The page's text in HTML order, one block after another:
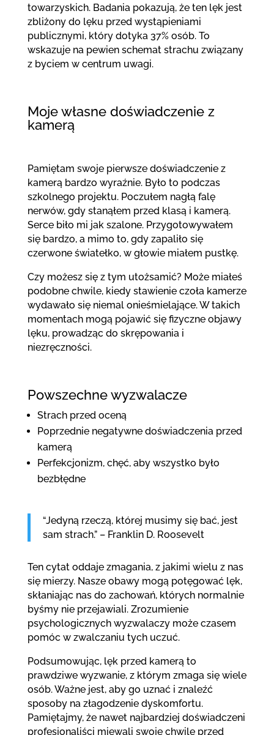
towarzyskich. Badania pokazują, że ten lęk jest
zbliżony do lęku przed wystąpieniami
publicznymi, który dotyka 37% osób. To
wskazuje na pewien schemat strachu związany
z byciem w centrum uwagi.
Moje własne doświadczenie z
kamerą
Pamiętam swoje pierwsze doświadczenie z
kamerą bardzo wyraźnie. Było to podczas
szkolnego projektu. Poczułem nagłą falę
nerwów, gdy stanąłem przed klasą i kamerą.
Serce biło mi jak szalone. Przygotowywałem
się bardzo, a mimo to, gdy zapaliło się
czerwone światełko, w głowie miałem pustkę.
Czy możesz się z tym utożsamić? Może miałeś
podobne chwile, kiedy stawienie czoła kamerze
wydawało się niemal onieśmielające. W takich
momentach mogą pojawić się fizyczne objawy
lęku, prowadząc do skrępowania i
niezręczności.
Powszechne wyzwalacze
Strach przed oceną
Poprzednie negatywne doświadczenia przed
kamerą
Perfekcjonizm, chęć, aby wszystko było
bezbłędne
“Jedyną rzeczą, której musimy się bać, jest
sam strach.” – Franklin D. Roosevelt
Ten cytat oddaje zmagania, z jakimi wielu z nas
się mierzy. Nasze obawy mogą potęgować lęk,
skłaniając nas do zachowań, których normalnie
byśmy nie przejawiali. Zrozumienie
psychologicznych wyzwalaczy może czasem
pomóc w zwalczaniu tych uczuć.
Podsumowując, lęk przed kamerą to
prawdziwe wyzwanie, z którym zmaga się wiele
osób. Ważne jest, aby go uznać i znaleźć
sposoby na złagodzenie dyskomfortu.
Pamiętajmy, że nawet najbardziej doświadczeni
profesjonaliści miewali swoje chwile przed